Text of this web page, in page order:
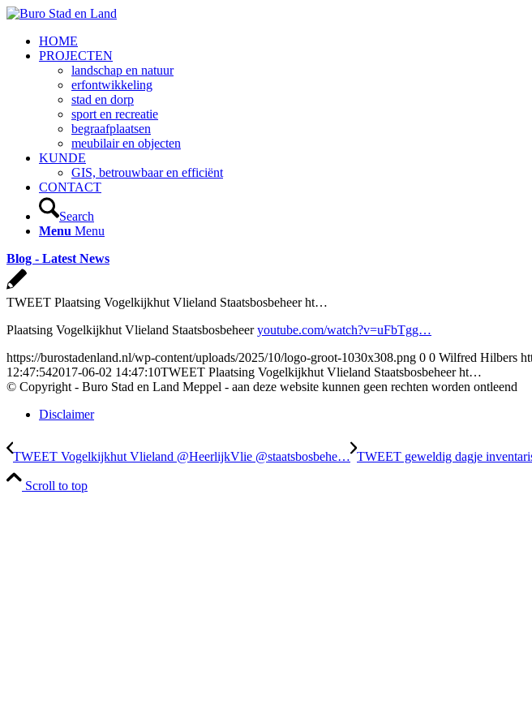
HOME
PROJECTEN
landschap en natuur
erfontwikkeling
stad en dorp
sport en recreatie
begraafplaatsen
meubilair en objecten
KUNDE
GIS, betrouwbaar en efficiënt
CONTACT
Search
Menu Menu
Blog - Latest News
TWEET Plaatsing Vogelkijkhut Vlieland Staatsbosbeheer ht…
Plaatsing Vogelkijkhut Vlieland Staatsbosbeheeryoutube.com/watch?v=uFbTgg…
https://burostadenland.nl/wp-content/uploads/2025/10/logo-groot-1030x308.png 0 0 Wilfred Hilbers
12:47:542017-06-02 14:47:10TWEET Plaatsing Vogelkijkhut Vlieland Staatsbosbeheer ht…
© Copyright - Buro Stad en Land Meppel - aan deze website kunnen geen rechten worden ontleend
Disclaimer
TWEET Vogelkijkhut Vlieland @HeerlijkVlie @staatsbosbehe… TWEET geweldig dagje
Scroll to top